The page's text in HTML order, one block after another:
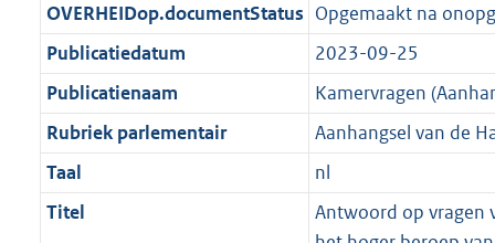
OVERHEIDop.documentStatus Opgemaakt na
Publicatiedatum
2023-09-25
Publicatienaam
Kamervragen
Rubriek parlementair
Aanhangsel van de
Taal
nl
Titel
Antwoord op vragen